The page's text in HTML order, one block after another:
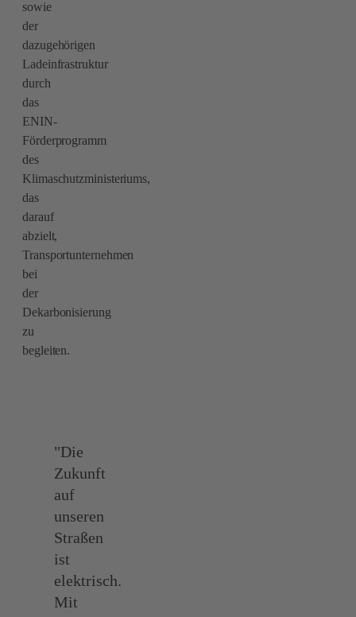
sowie
der
dazugehörigen
Ladeinfrastruktur
durch
das
ENIN-
Förderprogramm
des
Klimaschutzministeriums,
das
darauf
abzielt,
Transportunternehmen
bei
der
Dekarbonisierung
zu
begleiten.
"Die
Zukunft
auf
unseren
Straßen
ist
elektrisch.
Mit